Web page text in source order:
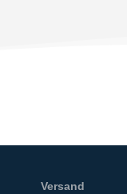
Versand